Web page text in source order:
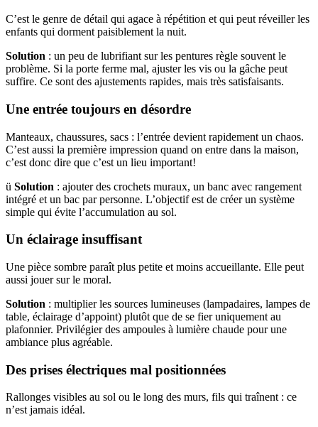
C’est le genre de détail qui agace à répétition et qui peut réveiller les
enfants qui dorment paisiblement la nuit.
Solution : un peu de lubrifiant sur les pentures règle souvent le
problème. Si la porte ferme mal, ajuster les vis ou la gâche peut
suffire. Ce sont des ajustements rapides, mais très satisfaisants.
Une entrée toujours en désordre
Manteaux, chaussures, sacs : l’entrée devient rapidement un chaos.
C’est aussi la première impression quand on entre dans la maison,
c’est donc dire que c’est un lieu important!
ü Solution : ajouter des crochets muraux, un banc avec rangement
intégré et un bac par personne. L’objectif est de créer un système
simple qui évite l’accumulation au sol.
Un éclairage insuffisant
Une pièce sombre paraît plus petite et moins accueillante. Elle peut
aussi jouer sur le moral.
Solution : multiplier les sources lumineuses (lampadaires, lampes de
table, éclairage d’appoint) plutôt que de se fier uniquement au
plafonnier. Privilégier des ampoules à lumière chaude pour une
ambiance plus agréable.
Des prises électriques mal positionnées
Rallonges visibles au sol ou le long des murs, fils qui traînent : ce
n’est jamais idéal.